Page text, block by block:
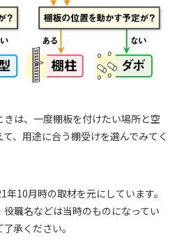
きは、一度棚板を付けたい場所と空
、用途に合う棚受けを選んでみてく
10月時の取材を元にしています。
職名などは当時のものになってい
承ください。